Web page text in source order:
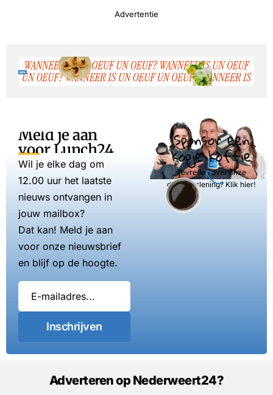
Advertentie
Meld je aan
voor Lunch24
Wil je elke dag om
12.00 uur het laatste
nieuws ontvangen in
jouw mailbox?
Dat kan! Meld je aan
voor onze nieuwsbrief
en blijf op de hoogte.
Inschrijven
Sponsor een
kopje koffie
Tevreden over onze
dienstverlening? Klik hier!
Adverteren op Nederweert24?